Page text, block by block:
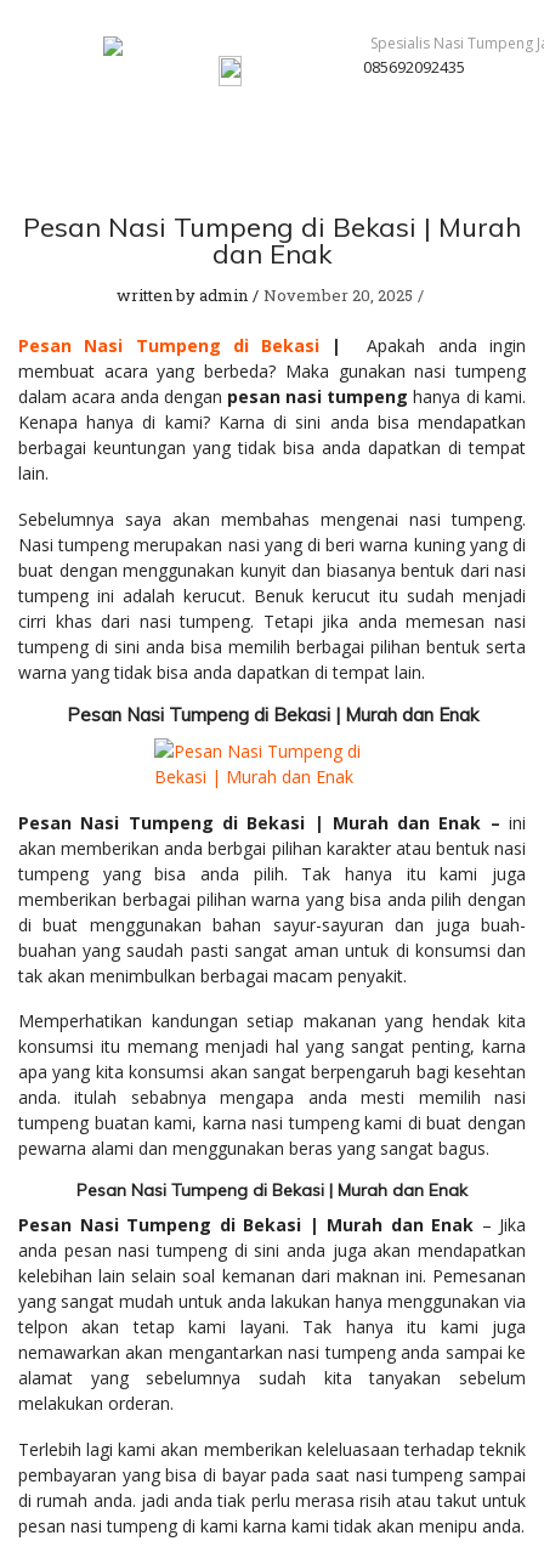
085692092435
Pesan Nasi Tumpeng di Bekasi | Murah
dan Enak
written byadmin November 20, 2025
Pesan Nasi Tumpeng di Bekasi | Apakah anda ingin
membuat acara yang berbeda? Maka gunakan nasi tumpeng
dalam acara anda dengan pesan nasi tumpeng hanya di kami.
Kenapa hanya di kami? Karna di sini anda bisa mendapatkan
berbagai keuntungan yang tidak bisa anda dapatkan di tempat
lain.
Sebelumnya saya akan membahas mengenai nasi tumpeng.
Nasi tumpeng merupakan nasi yang di beri warna kuning yang di
buat dengan menggunakan kunyit dan biasanya bentuk dari nasi
tumpeng ini adalah kerucut. Benuk kerucut itu sudah menjadi
cirri khas dari nasi tumpeng. Tetapi jika anda memesan nasi
tumpeng di sini anda bisa memilih berbagai pilihan bentuk serta
warna yang tidak bisa anda dapatkan di tempat lain.
Pesan Nasi Tumpeng di Bekasi | Murah dan Enak
Pesan Nasi Tumpeng di Bekasi | Murah dan Enak – ini
akan memberikan anda berbgai pilihan karakter atau bentuk nasi
tumpeng yang bisa anda pilih. Tak hanya itu kami juga
memberikan berbagai pilihan warna yang bisa anda pilih dengan
di buat menggunakan bahan sayur-sayuran dan juga buah-
buahan yang saudah pasti sangat aman untuk di konsumsi dan
tak akan menimbulkan berbagai macam penyakit.
Memperhatikan kandungan setiap makanan yang hendak kita
konsumsi itu memang menjadi hal yang sangat penting, karna
apa yang kita konsumsi akan sangat berpengaruh bagi kesehtan
anda. itulah sebabnya mengapa anda mesti memilih nasi
tumpeng buatan kami, karna nasi tumpeng kami di buat dengan
pewarna alami dan menggunakan beras yang sangat bagus.
Pesan Nasi Tumpeng di Bekasi | Murah dan Enak
Pesan Nasi Tumpeng di Bekasi | Murah dan Enak – Jika
anda pesan nasi tumpeng di sini anda juga akan mendapatkan
kelebihan lain selain soal kemanan dari maknan ini. Pemesanan
yang sangat mudah untuk anda lakukan hanya menggunakan via
telpon akan tetap kami layani. Tak hanya itu kami juga
nemawarkan akan mengantarkan nasi tumpeng anda sampai ke
alamat yang sebelumnya sudah kita tanyakan sebelum
melakukan orderan.
Terlebih lagi kami akan memberikan keleluasaan terhadap teknik
pembayaran yang bisa di bayar pada saat nasi tumpeng sampai
di rumah anda. jadi anda tiak perlu merasa risih atau takut untuk
pesan nasi tumpeng di kami karna kami tidak akan menipu anda.